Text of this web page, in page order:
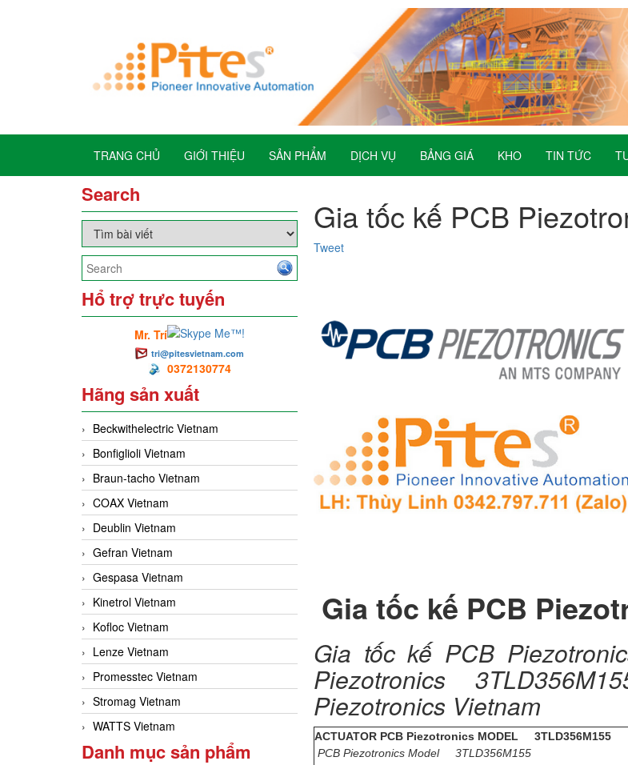
TRANG CHỦ GIỚI THIỆU SẢN PHẨM DỊCH VỤ BẢNG GIÁ KHO TIN TỨC
Search
Hổ trợ trực tuyến
Mr. Trí
tri@pitesvietnam.com
0372130774
Hãng sản xuất
Beckwithelectric Vietnam
Bonfiglioli Vietnam
Braun-tacho Vietnam
COAX Vietnam
Deublin Vietnam
Gefran Vietnam
Gespasa Vietnam
Kinetrol Vietnam
Kofloc Vietnam
Lenze Vietnam
Promesstec Vietnam
Stromag Vietnam
WATTS Vietnam
Danh mục sản phẩm
Gia tốc kế PCB
Tweet
Gia tốc kế PCB
Gia tốc kế PCB
Piezotronics
Piezotronics Vietnam
ACTUATOR PCB Piezotronics MODEL 3TLD356M155
PCB Piezotronics Model 3TLD356M155